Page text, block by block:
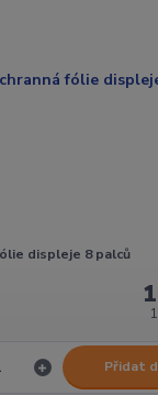
displeje 8 palců
Přidat